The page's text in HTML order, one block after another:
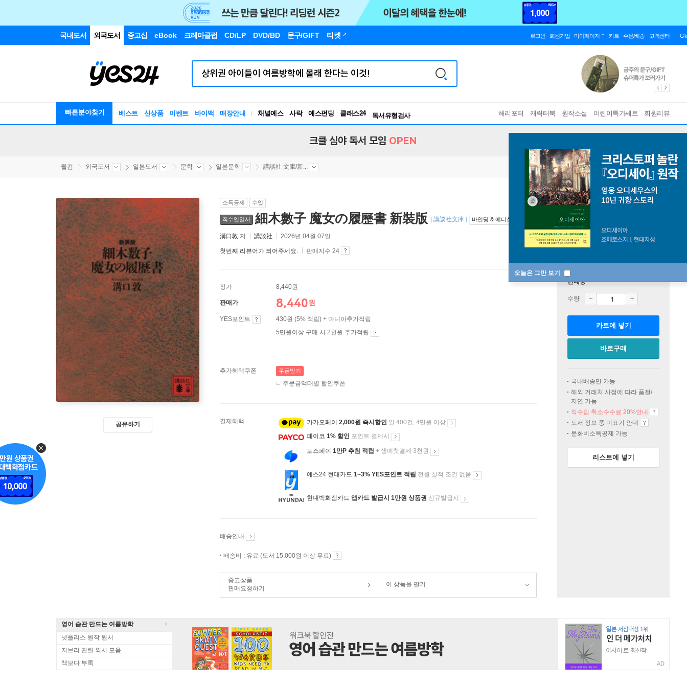
국내도서 외국도서 중고샵 eBook 크레마클럽 CD/LP DVD/BD 문구/GIFT 티켓 로그인 회원가입 마이페이지 카트 주문/배송 고객센터
빠른분야찾기 베스트 신상품 이벤트 바이백 매장안내 채널예스 사락 예스펀딩 클래스24
독서유형검사
해리포터 캐릭터북 원작소설 어린이특가세트 회원리뷰
오늘은 그만 보기
크클 심야 독서 모임 OPEN
웰컴 외국도서 일본도서 문학 일본문학 講談社 文庫/新...
공유하기
소득공제 수입
직수입일서 細木數子 魔女の履歷書 新裝版 [ 講談社文庫 ] 바인딩 & 에디션 안내
溝口敦 저 講談社 2026년 04월 07일
첫번째 리뷰어가 되어주세요. 판매지수 24
정가 8,440원
판매가 8,440원
YES포인트
430원 (5% 적립) + 마니아추가적립
5만원이상 구매 시 2천원 추가적립
추가혜택쿠폰 쿠폰받기
주문금액대별 할인쿠폰
결제혜택 카카오페이 2,000원 즉시할인 일 400건, 4만원 이상
페이코 1% 할인 포인트 결제시
토스페이 1만P 추첨 적립 + 생애첫결제 3천원
예스24 현대카드 1~3% YES포인트 적립 전월 실적 조건 없음
현대백화점카드 앱카드 발급시 1만원 상품권 신규발급시
배송안내
배송비 : 유료 (도서 15,000원 이상 무료)
중고상품
판매요청하기
이 상품을 팔기
판매중
수량
카트에 넣기
바로구매
국내배송만 가능
해외 거래처 사정에 따라 품절/
지연 가능
직수입 취소수수료 20%안내
도서 정보 중 미표기 안내
문화비소득공제 가능
리스트에 넣기
영어 습관 만드는 여름방학
넷플리스 원작 원서
지브리 관련 외서 모음
책보다 부록
AD